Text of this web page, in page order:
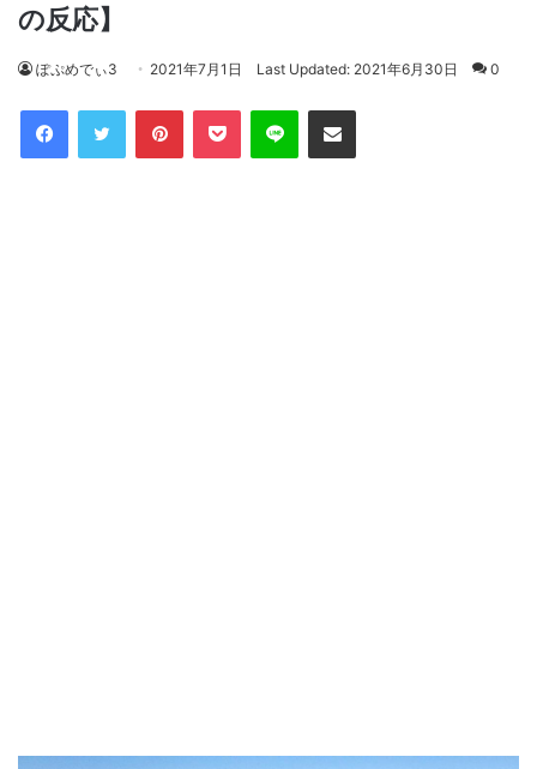
の反応】
ぽぷめでぃ3 2021年7月1日 Last Updated: 2021年6月30日 0
FacebookTwitter PinterestPocket Line Share via Email